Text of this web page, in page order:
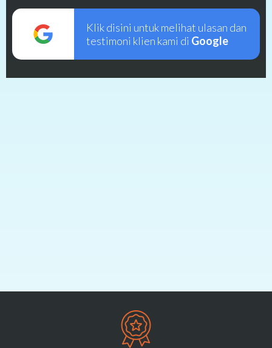
Klik disini untuk melihat ulasan dan
testimoni klien kami di Google